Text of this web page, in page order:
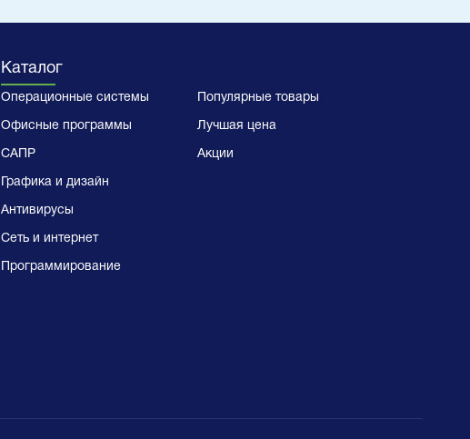
Каталог
Операционные системы
Офисные программы
САПР
Графика и дизайн
Антивирусы
Сеть и интернет
Программирование
Популярные товары
Лучшая цена
Акции